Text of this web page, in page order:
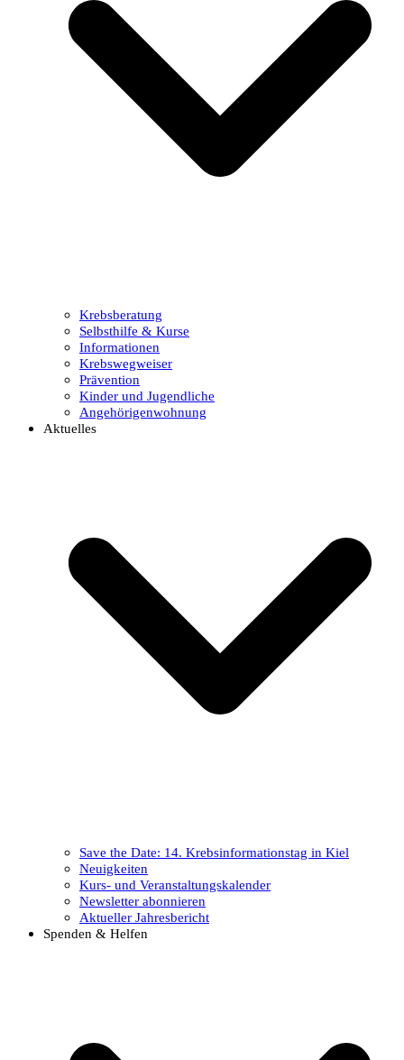
Krebsberatung
Selbsthilfe & Kurse
Informationen
Krebswegweiser
Prävention
Kinder und Jugendliche
Angehörigenwohnung
Aktuelles
Save the Date: 14. Krebsinformationstag in Kiel
Neuigkeiten
Kurs- und Veranstaltungskalender
Newsletter abonnieren
Aktueller Jahresbericht
Spenden & Helfen